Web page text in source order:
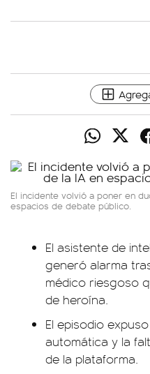
El incidente volvió a poner en
espacios de debate público.
El asistente de
generó alarma
médico riesgoso
de heroína.
El episodio
automática y la
de la plataforma.